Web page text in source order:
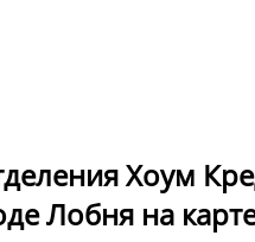
Хоум
Лобня на